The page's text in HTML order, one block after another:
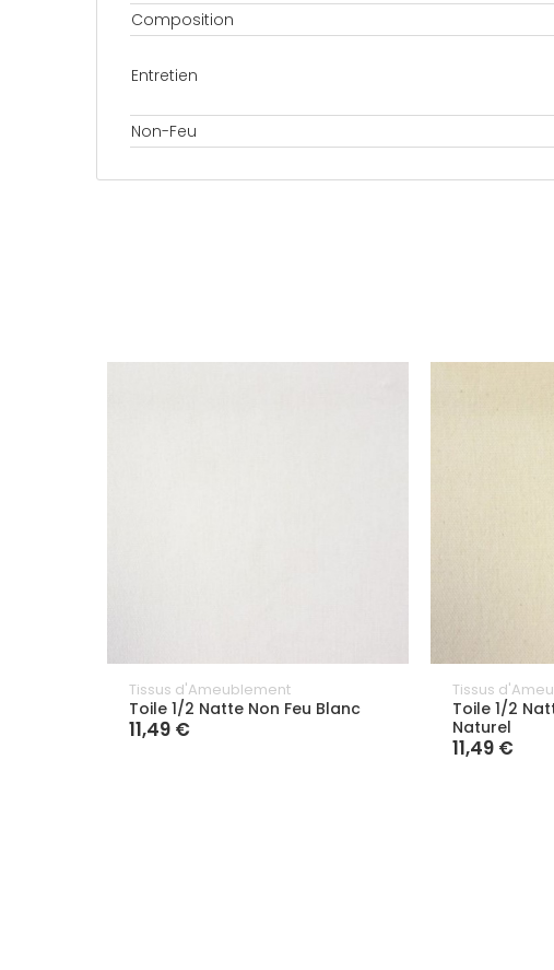
Composition
Entretien
Non-Feu
Tissus d'Ameublement
Toile 1/2 Natte Non Feu Blanc
11,49 €
Tissus
Toile 1/2
Naturel
11,49 €